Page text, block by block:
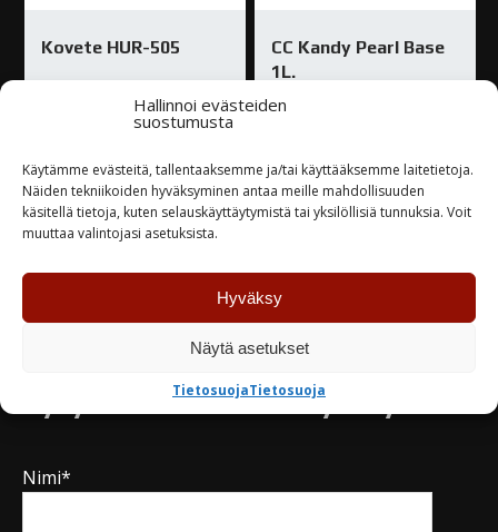
Hallinnoi evästeiden
suostumusta
Käytämme evästeitä, tallentaaksemme ja/tai käyttääksemme laitetietoja.
Näiden tekniikoiden hyväksyminen antaa meille mahdollisuuden
käsitellä tietoja, kuten selauskäyttäytymistä tai yksilöllisiä tunnuksia. Voit
muuttaa valintojasi asetuksista.
Hyväksy
Näytä asetukset
TietosuojaTietosuoja
Kovete HUR-505
TUTUSTU
CC Kandy Pearl Base
1L.
Varastossa
Kysy tuotteesta / ota yhteyttä
Nimi*